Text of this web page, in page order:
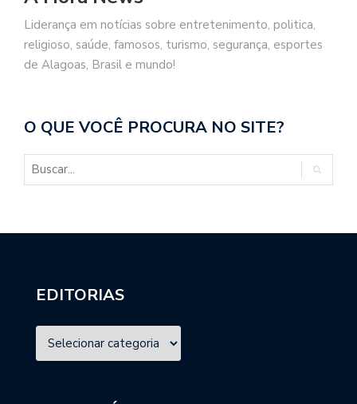
Liderança em notícias sobre entretenimento, politica,
religioso, saúde, famosos, turismo, segurança, esportes
de Alagoas, Brasil e mundo!
O QUE VOCÊ PROCURA NO SITE?
EDITORIAS